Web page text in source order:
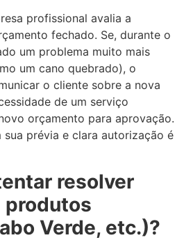
profissional avalia a
fechado. Se, durante o
um problema muito mais
um cano quebrado), o
o cliente sobre a nova
de um serviço
orçamento para aprovação.
sua prévia e clara autorização é
resolver
produtos
Verde, etc.)?